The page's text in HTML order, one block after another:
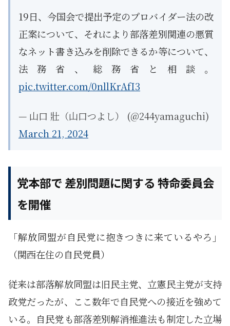
19日、今国会で提出予定のプロバイダー法の改
正案について、それにより部落差別関連の悪質
なネット書き込みを削除できるか等について、
法務省、総務省と相談。
pic.twitter.com/0nllKrAfI3
— 山口 壯（山口つよし） (@244yamaguchi)
March 21, 2024
党本部で 差別問題に関する 特命委員会
を開催
「解放同盟が自民党に抱きつきに来ているやろ」
（関西在住の自民党員）
従来は部落解放同盟は旧民主党、立憲民主党が支持
政党だったが、ここ数年で自民党への接近を強めて
いる。自民党も部落差別解消推進法も制定した立場